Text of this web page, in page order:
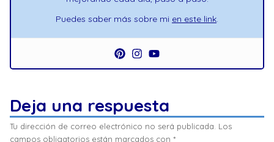
Puedes saber más sobre mi en este link.
Deja una respuesta
Tu dirección de correo electrónico no será publicada. Los
campos obligatorios están marcados con *